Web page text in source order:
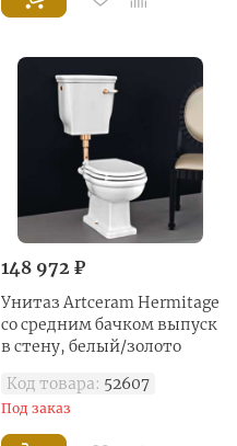
148 972 ₽
Унитаз Artceram Hermitage
со средним бачком выпуск
в стену, белый/золото
Код товара: 52607
Под заказ